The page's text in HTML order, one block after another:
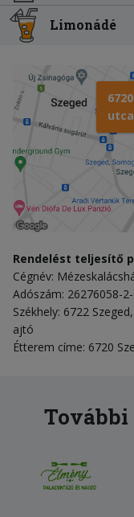
Limonádé
Rendelést teljesítő
Cégnév:
Adószám: 26276058-
Székhely: 6722
ajtó
Étterem címe: 6720
További